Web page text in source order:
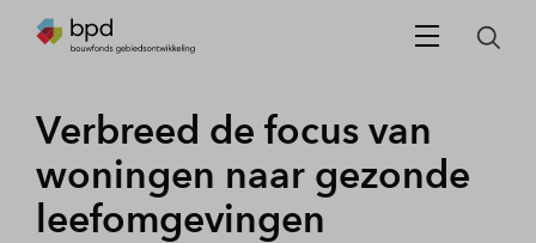
Verbreed de focus van
woningen naar gezonde
leefomgevingen